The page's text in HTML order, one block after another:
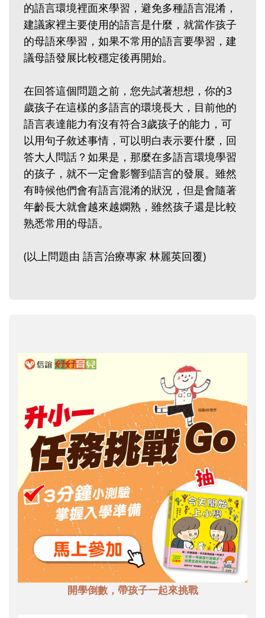
的語言環境裡面來學習，避免多種語言混淆，
建議家裡主要使用的語言是什麼，就當作孩子
的母語來學習，如果不常用的語言要學習，建
議母語發展比較穩定後再開始。
在回答這個問題之前，您先試著想想，你的3
歲孩子在這樣的多語言的環境長大，目前他的
語言表達能力有沒有符合3歲孩子的能力，可
以用句子敘述事情，可以明白表示要什麼，回
答大人問話？如果是，那麼在多語言環境學習
的孩子，就不一定會影響到語言的發展。雖然
有時候他們會有語言混淆的狀況，但是會隨著
年齡長大就會越來越嫻熟，雖然孩子還是比較
熟悉常用的母語。
(以上問題由 語言治療專家 林麗英回覆)
開學倒數，帶孩子一起來挑戰